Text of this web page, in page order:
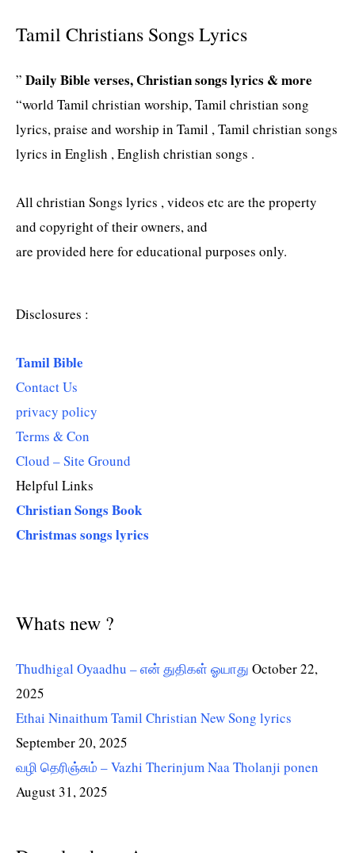
Tamil Christians Songs Lyrics
” Daily Bible verses, Christian songs lyrics & more
“world Tamil christian worship, Tamil christian song
lyrics, praise and worship in Tamil , Tamil christian songs
lyrics in English , English christian songs .
All christian Songs lyrics , videos etc are the property
and copyright of their owners, and
are provided here for educational purposes only.
Disclosures :
Tamil Bible
Contact Us
privacy policy
Terms & Con
Cloud – Site Ground
Helpful Links
Christian Songs Book
Christmas songs lyrics
Whats new ?
Thudhigal Oyaadhu – என் துதிகள் ஓயாது October 22,
2025
Ethai Ninaithum Tamil Christian New Song lyrics
September 20, 2025
வழி தெரிஞ்சும் – Vazhi Therinjum Naa Tholanji ponen
August 31, 2025